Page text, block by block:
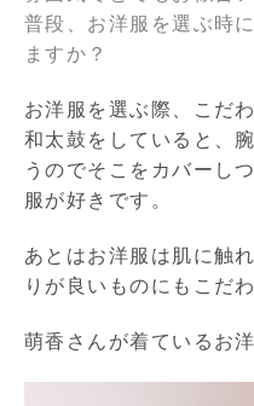
普段、お洋服を選ぶ時
ますか？
お洋服を選ぶ際、こだ
和太鼓をしていると、
うのでそこをカバーし
服が好きです。
あとはお洋服は肌に触
りが良いものにもこだ
萌香さんが着ているお